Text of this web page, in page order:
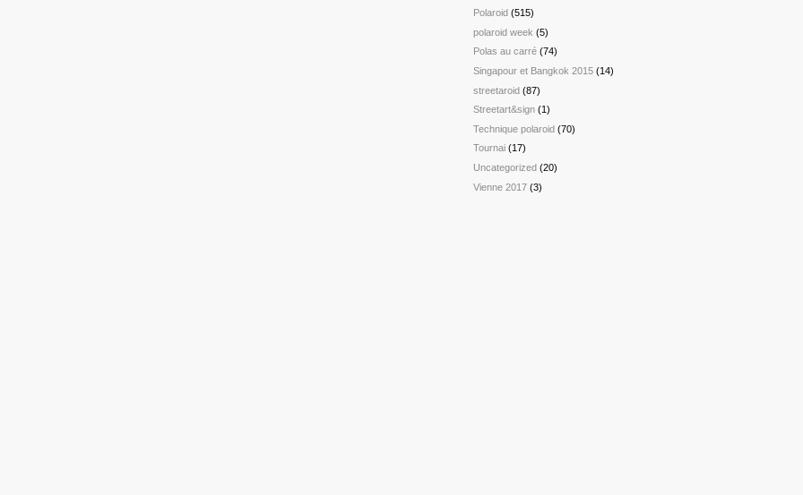
Polaroid (515)
polaroid week (5)
Polas au carré (74)
Singapour et Bangkok 2015 (14)
streetaroid (87)
Streetart&sign (1)
Technique polaroid (70)
Tournai (17)
Uncategorized (20)
Vienne 2017 (3)